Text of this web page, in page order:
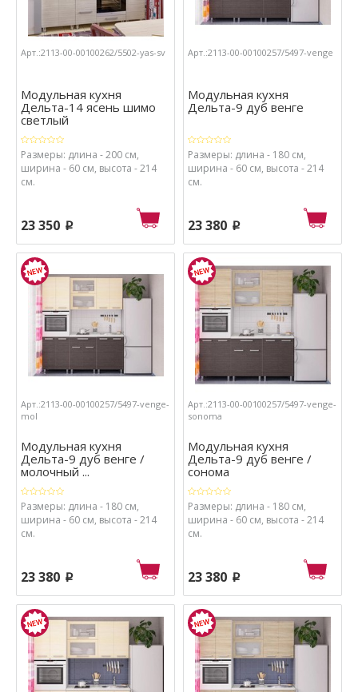
Арт.:2113-00-00100262/5502-yas-sv
Модульная кухня
Дельта-14 ясень шимо
светлый
Размеры: длина - 200 см,
ширина - 60 см, высота - 214
см.
23 350 p
Арт.:2113-00-00100257/5497-venge
Модульная кухня
Дельта-9 дуб венге
Размеры: длина - 180 см,
ширина - 60 см, высота - 214
см.
23 380 p
Арт.:2113-00-00100257/5497-venge-
mol
Модульная кухня
Дельта-9 дуб венге /
молочный ...
Размеры: длина - 180 см,
ширина - 60 см, высота - 214
см.
23 380 p
Арт.:2113-00-00100257/5497-venge-
sonoma
Модульная кухня
Дельта-9 дуб венге /
сонома
Размеры: длина - 180 см,
ширина - 60 см, высота - 214
см.
23 380 p